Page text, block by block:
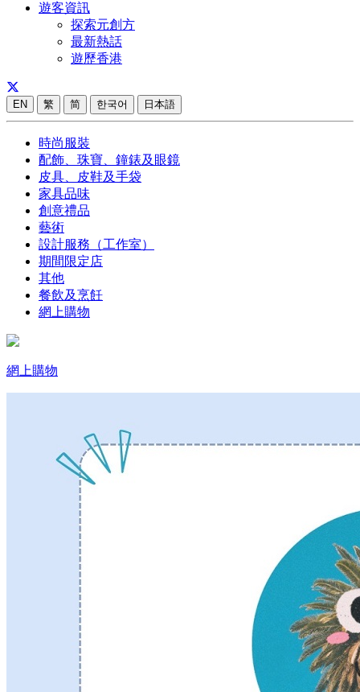
遊客資訊
探索元創方
最新熱話
遊歷香港
EN 繁 简 한국어 日本語
時尚服裝
配飾、珠寶、鐘錶及眼鏡
皮具、皮鞋及手袋
家具品味
創意禮品
藝術
設計服務（工作室）
期間限定店
其他
餐飲及烹飪
網上購物
網上購物